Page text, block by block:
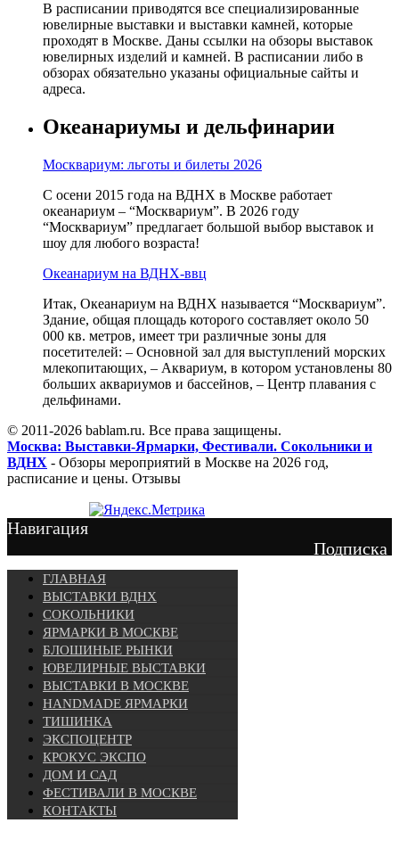
В расписании приводятся все специализированные
ювелирные выставки и выставки камней, которые
проходят в Москве. Даны ссылки на обзоры выставок
ювелирных изделий и камней. В расписании либо в
обзорах обязательно указаны официальные сайты и
адреса.
Океанариумы и дельфинарии
Москвариум: льготы и билеты 2026
С осени 2015 года на ВДНХ в Москве работает
океанариум – “Москвариум”. В 2026 году
“Москвариум” предлагает большой выбор выставок и
шоу для любого возраста!
Океанариум на ВДНХ-ввц
Итак, Океанариум на ВДНХ называется “Москвариум”.
Здание, общая площадь которого составляет около 50
000 кв. метров, имеет три различные зоны для
посетителей: – Основной зал для выступлений морских
млекопитающих, – Аквариум, в котором установлены 80
больших аквариумов и бассейнов, – Центр плавания с
дельфинами.
© 2011-2026 bablam.ru. Все права защищены.
Москва: Выставки-Ярмарки, Фестивали. Сокольники и
ВДНХ - Обзоры мероприятий в Москве на 2026 год,
расписание и цены. Отзывы
Навигация
Подписка
ГЛАВНАЯ
ВЫСТАВКИ ВДНХ
СОКОЛЬНИКИ
ЯРМАРКИ В МОСКВЕ
БЛОШИНЫЕ РЫНКИ
ЮВЕЛИРНЫЕ ВЫСТАВКИ
ВЫСТАВКИ В МОСКВЕ
HANDMADE ЯРМАРКИ
ТИШИНКА
ЭКСПОЦЕНТР
КРОКУС ЭКСПО
ДОМ И САД
ФЕСТИВАЛИ В МОСКВЕ
КОНТАКТЫ